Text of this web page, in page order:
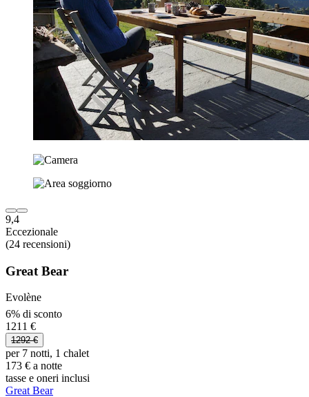
9,4
Eccezionale
(24 recensioni)
Great Bear
Evolène
6% di sconto
1211 €
1292 €
per 7 notti, 1 chalet
173 € a notte
tasse e oneri inclusi
Great Bear